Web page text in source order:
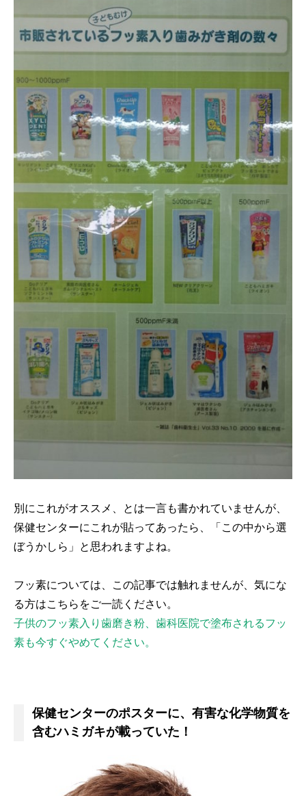
別にこれがオススメ、とは一言も書かれていませんが、
保健センターにこれが貼ってあったら、「この中から選
ぼうかしら」と思われますよね。
フッ素については、この記事では触れませんが、気にな
る方はこちらをご一読ください。
子供のフッ素入り歯磨き粉、歯科医院で塗布されるフッ
素も今すぐやめてください。
保健センターのポスターに、有害な化学物質を
含むハミガキが載っていた！